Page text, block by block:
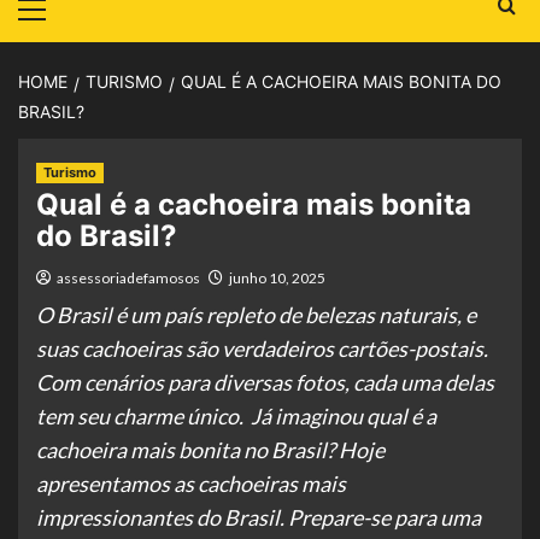
HOME TURISMO
QUAL É A CACHOEIRA MAIS BONITA DO
BRASIL?
Turismo
Qual é a cachoeira mais bonita
do Brasil?
assessoriadefamosos junho 10, 2025
O Brasil é um país repleto de belezas naturais, e
suas cachoeiras são verdadeiros cartões-postais.
Com cenários para diversas fotos, cada uma delas
tem seu charme único. Já imaginou qual é a
cachoeira mais bonita no Brasil? Hoje
apresentamos as cachoeiras mais
impressionantes do Brasil. Prepare-se para uma